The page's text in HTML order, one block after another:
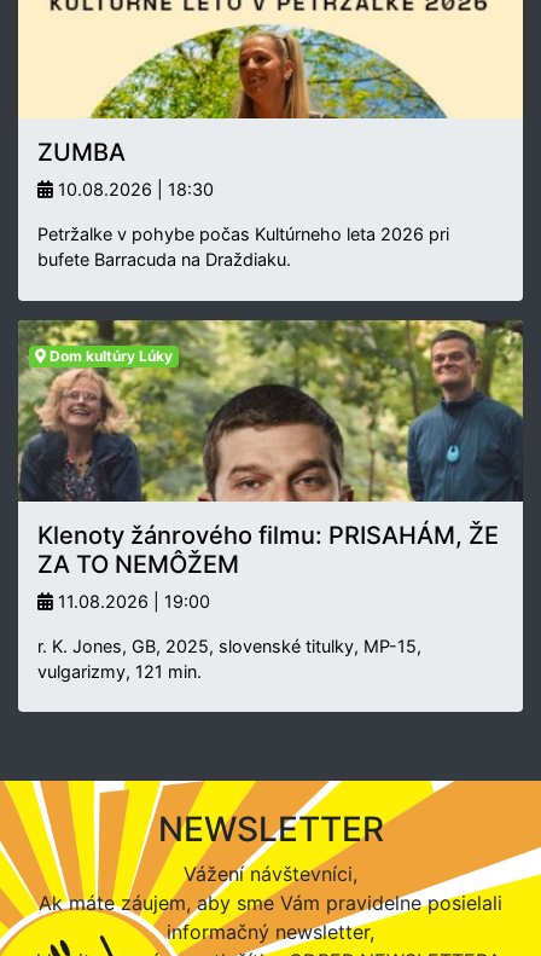
ZUMBA
10.08.2026 | 18:30
Petržalke v pohybe počas Kultúrneho leta 2026 pri
bufete Barracuda na Draždiaku.
Dom kultúry Lúky
Klenoty žánrového filmu: PRISAHÁM, ŽE
ZA TO NEMÔŽEM
11.08.2026 | 19:00
r. K. Jones, GB, 2025, slovenské titulky, MP-15,
vulgarizmy, 121 min.
NEWSLETTER
Vážení návštevníci,
Ak máte záujem, aby sme Vám pravidelne posielali
informačný newsletter,